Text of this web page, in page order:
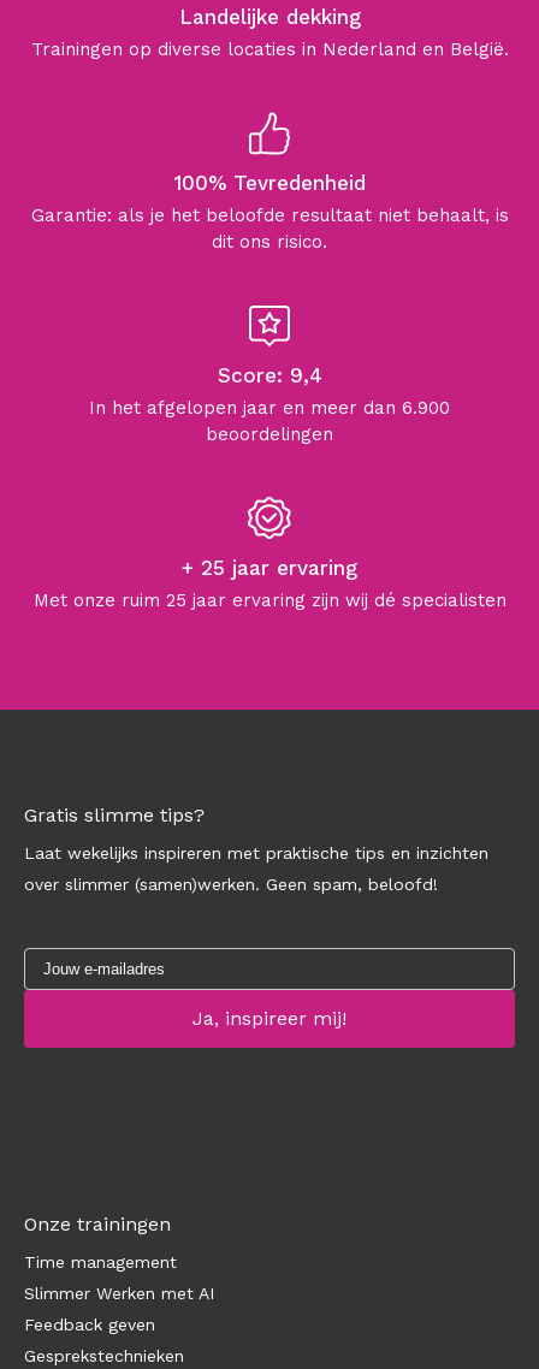
Landelijke dekking
Trainingen op diverse locaties in Nederland en België.
100% Tevredenheid
Garantie: als je het beloofde resultaat niet behaalt, is
dit ons risico.
Score: 9,4
In het afgelopen jaar en meer dan 6.900
beoordelingen
+ 25 jaar ervaring
Met onze ruim 25 jaar ervaring zijn wij dé specialisten
Gratis slimme tips?
Laat wekelijks inspireren met praktische tips en inzichten
over slimmer (samen)werken. Geen spam, beloofd!
Onze trainingen
Time management
Slimmer Werken met AI
Feedback geven
Gesprekstechnieken